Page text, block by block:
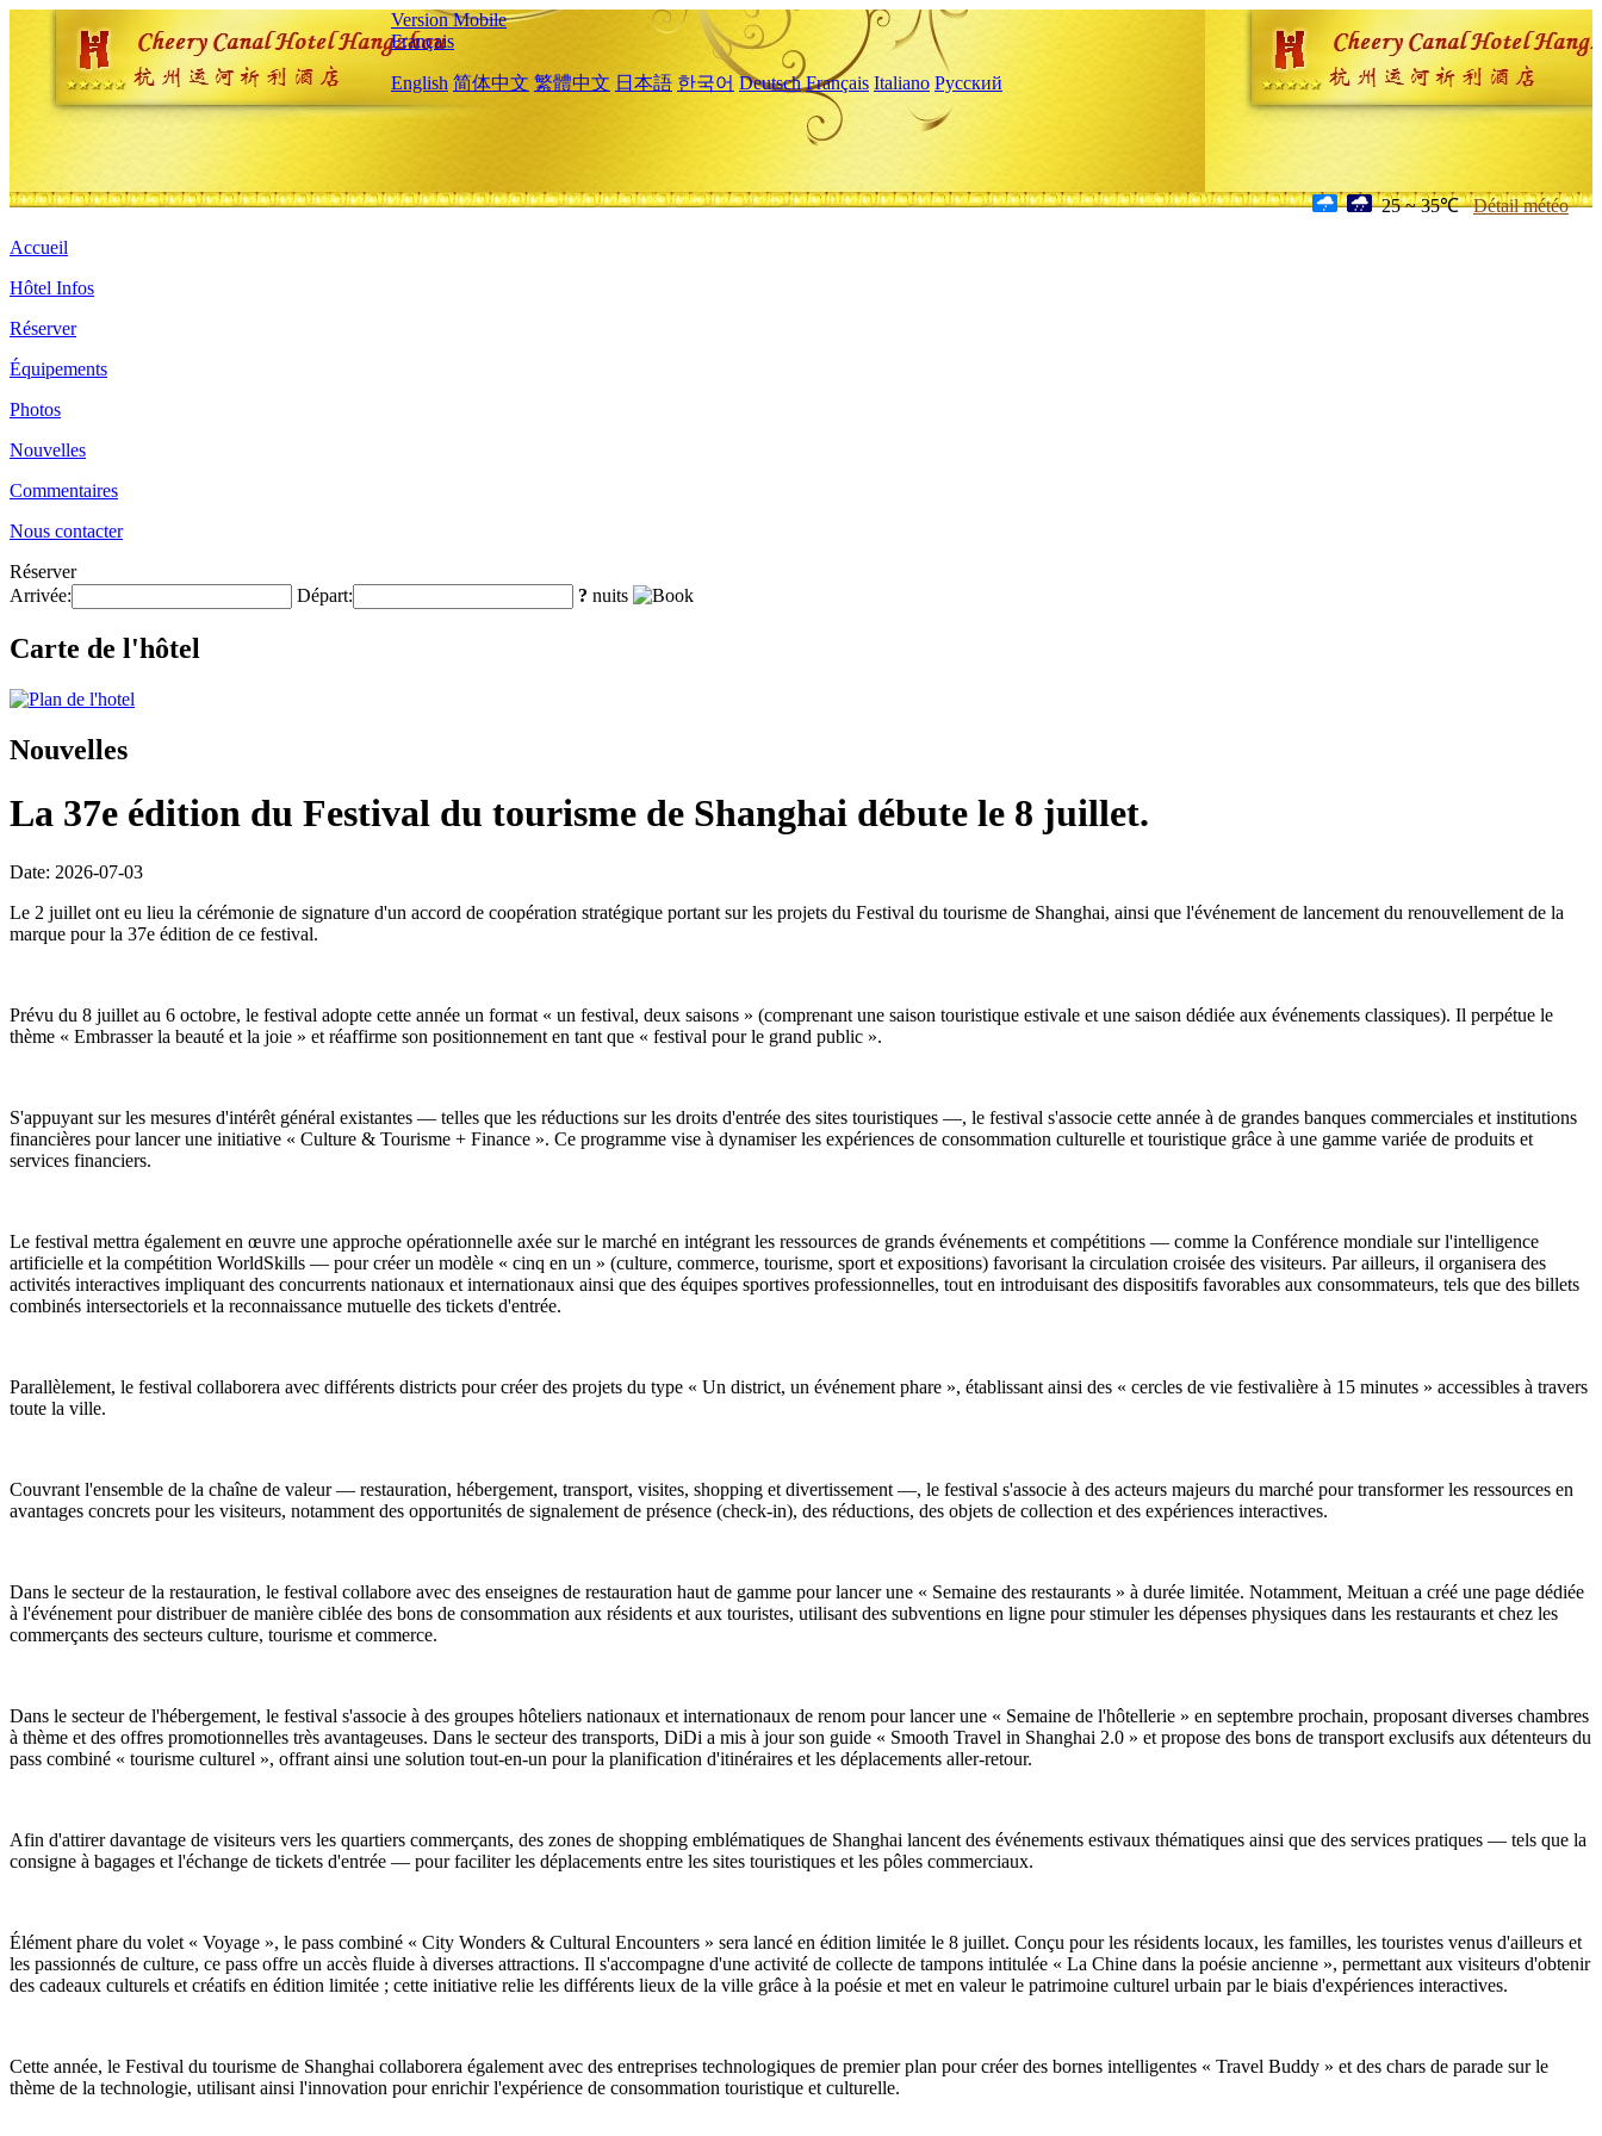
Version Mobile
Français
English 简体中文 繁體中文 日本語 한국어 Deutsch Français Italiano Русский
25 ~ 35℃ Détail météo
Accueil
Hôtel Infos
Réserver
Équipements
Photos
Nouvelles
Commentaires
Nous contacter
Réserver
Arrivée:
Départ: ? nuits
Carte de l'hôtel
Nouvelles
La 37e édition du Festival du tourisme de Shanghai débute le 8 juillet.
Date: 2026-07-03
Le 2 juillet ont eu lieu la cérémonie de signature d'un accord de coopération stratégique portant sur les projets du Festival du tourisme de Shanghai, ainsi que l'événement de lancement du renouvellement de la
marque pour la 37e édition de ce festival.
Prévu du 8 juillet au 6 octobre, le festival adopte cette année un format « un festival, deux saisons » (comprenant une saison touristique estivale et une saison dédiée aux événements classiques). Il perpétue le
thème « Embrasser la beauté et la joie » et réaffirme son positionnement en tant que « festival pour le grand public ».
S'appuyant sur les mesures d'intérêt général existantes — telles que les réductions sur les droits d'entrée des sites touristiques —, le festival s'associe cette année à de grandes banques commerciales et institutions
financières pour lancer une initiative « Culture & Tourisme + Finance ». Ce programme vise à dynamiser les expériences de consommation culturelle et touristique grâce à une gamme variée de produits et
services financiers.
Le festival mettra également en œuvre une approche opérationnelle axée sur le marché en intégrant les ressources de grands événements et compétitions — comme la Conférence mondiale sur l'intelligence
artificielle et la compétition WorldSkills — pour créer un modèle « cinq en un » (culture, commerce, tourisme, sport et expositions) favorisant la circulation croisée des visiteurs. Par ailleurs, il organisera des
activités interactives impliquant des concurrents nationaux et internationaux ainsi que des équipes sportives professionnelles, tout en introduisant des dispositifs favorables aux consommateurs, tels que des billets
combinés intersectoriels et la reconnaissance mutuelle des tickets d'entrée.
Parallèlement, le festival collaborera avec différents districts pour créer des projets du type « Un district, un événement phare », établissant ainsi des « cercles de vie festivalière à 15 minutes » accessibles à travers
toute la ville.
Couvrant l'ensemble de la chaîne de valeur — restauration, hébergement, transport, visites, shopping et divertissement —, le festival s'associe à des acteurs majeurs du marché pour transformer les ressources en
avantages concrets pour les visiteurs, notamment des opportunités de signalement de présence (check-in), des réductions, des objets de collection et des expériences interactives.
Dans le secteur de la restauration, le festival collabore avec des enseignes de restauration haut de gamme pour lancer une « Semaine des restaurants » à durée limitée. Notamment, Meituan a créé une page dédiée
à l'événement pour distribuer de manière ciblée des bons de consommation aux résidents et aux touristes, utilisant des subventions en ligne pour stimuler les dépenses physiques dans les restaurants et chez les
commerçants des secteurs culture, tourisme et commerce.
Dans le secteur de l'hébergement, le festival s'associe à des groupes hôteliers nationaux et internationaux de renom pour lancer une « Semaine de l'hôtellerie » en septembre prochain, proposant diverses chambres
à thème et des offres promotionnelles très avantageuses. Dans le secteur des transports, DiDi a mis à jour son guide « Smooth Travel in Shanghai 2.0 » et propose des bons de transport exclusifs aux détenteurs du
pass combiné « tourisme culturel », offrant ainsi une solution tout-en-un pour la planification d'itinéraires et les déplacements aller-retour.
Afin d'attirer davantage de visiteurs vers les quartiers commerçants, des zones de shopping emblématiques de Shanghai lancent des événements estivaux thématiques ainsi que des services pratiques — tels que la
consigne à bagages et l'échange de tickets d'entrée — pour faciliter les déplacements entre les sites touristiques et les pôles commerciaux.
Élément phare du volet « Voyage », le pass combiné « City Wonders & Cultural Encounters » sera lancé en édition limitée le 8 juillet. Conçu pour les résidents locaux, les familles, les touristes venus d'ailleurs et
les passionnés de culture, ce pass offre un accès fluide à diverses attractions. Il s'accompagne d'une activité de collecte de tampons intitulée « La Chine dans la poésie ancienne », permettant aux visiteurs d'obtenir
des cadeaux culturels et créatifs en édition limitée ; cette initiative relie les différents lieux de la ville grâce à la poésie et met en valeur le patrimoine culturel urbain par le biais d'expériences interactives.
Cette année, le Festival du tourisme de Shanghai collaborera également avec des entreprises technologiques de premier plan pour créer des bornes intelligentes « Travel Buddy » et des chars de parade sur le
thème de la technologie, utilisant ainsi l'innovation pour enrichir l'expérience de consommation touristique et culturelle.